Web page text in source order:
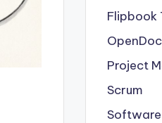
Flipbook
Project
Scrum